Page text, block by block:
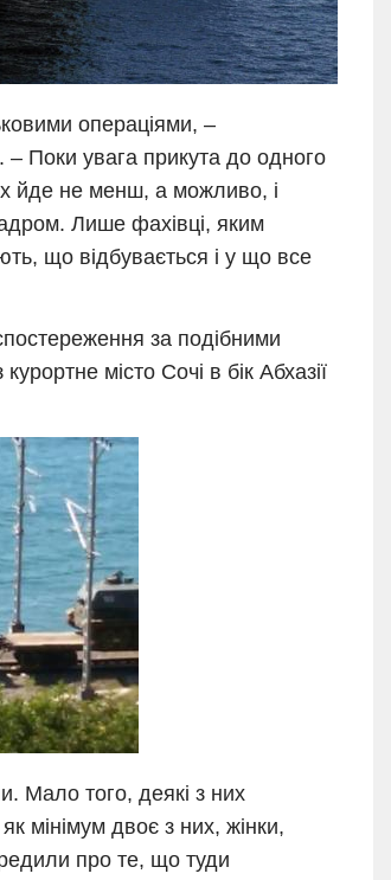
операціями, –
– Поки увага прикута до одного
йде не менш, а можливо, і
Лише фахівці, яким
що відбувається і у що все
за подібними
місто Сочі в бік Абхазії
Мало того, деякі з них
мінімум двоє з них, жінки,
про те, що туди